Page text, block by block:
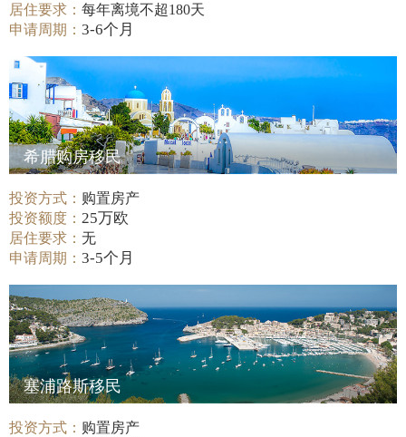
居住要求：每年离境不超180天
申请周期：3-6个月
希腊购房移民
投资方式： 购置房产
投资额度： 25万欧
居住要求：无
申请周期：3-5个月
塞浦路斯移民
投资方式： 购置房产